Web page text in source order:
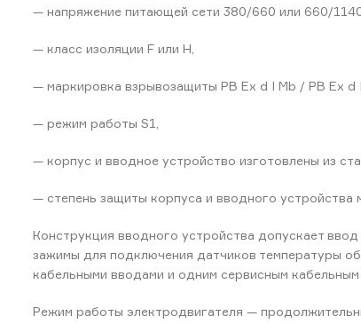
— напряжение питающей сети 380/660 или 660/
— класс изоляции F или H,
— маркировка взрывозащиты РВ Ex d I Mb / РВ Ex d I,
— режим работы S1,
— корпус и вводное устройство изготовлены из
— степень защиты корпуса и вводного устройства
Конструкция вводного устройства допускает
зажимы для подключения датчиков температуры
кабельными вводами и одним сервисным
Режим работы электродвигателя —